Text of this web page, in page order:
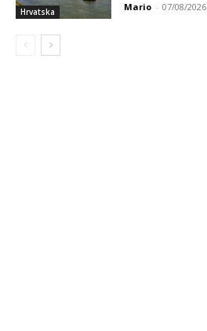
Hrvatska Mario - 07/08/2026